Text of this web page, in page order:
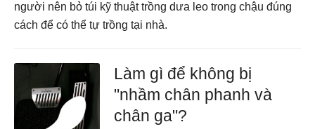
người nên bỏ túi kỹ thuật trồng dưa leo trong chậu đúng
cách để có thể tự trồng tại nhà.
Làm gì để không bị
"nhầm chân phanh và
chân ga"?